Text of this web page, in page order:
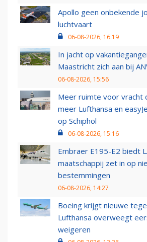
Apollo geen onbekende
luchtvaart
06-08-2026, 16:19
In jacht op
Maastricht zich aan bij
06-08-2026, 15:56
Meer ruimte voor vracht
meer Lufthansa en
op Schiphol
06-08-2026, 15:16
Embraer E195-E2 biedt
maatschappij zet in op
bestemmingen
06-08-2026, 14:27
Boeing krijgt nieuwe
Lufthansa overweegt
weigeren